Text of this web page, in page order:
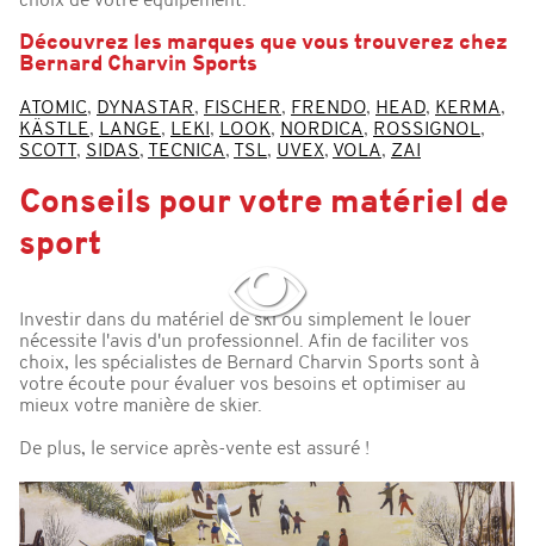
Découvrez les marques que vous trouverez chez
Bernard Charvin Sports
ATOMIC, DYNASTAR, FISCHER, FRENDO, HEAD, KERMA,
KÄSTLE, LANGE, LEKI , LOOK, NORDICA, ROSSIGNOL,
SCOTT, SIDAS, TECNICA, TSL, UVEX, VOLA, ZAI
Conseils pour votre matériel de
sport
Investir dans du matériel de ski ou simplement le louer
nécessite l'avis d'un professionnel. Afin de faciliter vos
choix, les spécialistes de Bernard Charvin Sports sont à
votre écoute pour évaluer vos besoins et optimiser au
mieux votre manière de skier.
De plus, le service après-vente est assuré !